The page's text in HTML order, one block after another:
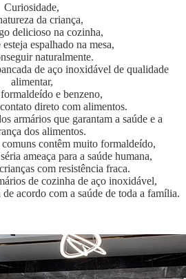
Curiosidade,
da criança,
delicioso na cozinha,
espalhado na mesa,
naturalmente.
de aço inoxidável de qualidade
alimentar,
e benzeno,
direto com alimentos.
armários que garantam a saúde e a
dos alimentos.
contêm muito formaldeído,
ameaça para a saúde humana,
com resistência fraca.
de cozinha de aço inoxidável,
acordo com a saúde de toda a família.